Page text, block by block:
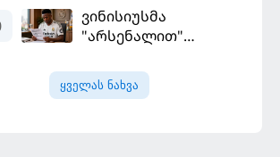
და "ბარსელონაში"
გადადის
ვინისიუსმა
"არსენალით"
გამოიყენა და
"რეალთან"
ყველას ნახვა